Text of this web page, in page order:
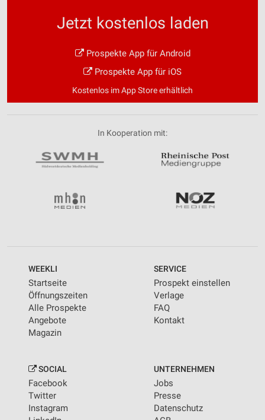
Jetzt kostenlos laden
Prospekte App für Android
Prospekte App für iOS
Kostenlos im App Store erhältlich
In Kooperation mit:
WEEKLI
Startseite
Öffnungszeiten
Alle Prospekte
Angebote
Magazin
SERVICE
Prospekt einstellen
Verlage
FAQ
Kontakt
SOCIAL
Facebook
Twitter
Instagram
UNTERNEHMEN
Jobs
Presse
Datenschutz